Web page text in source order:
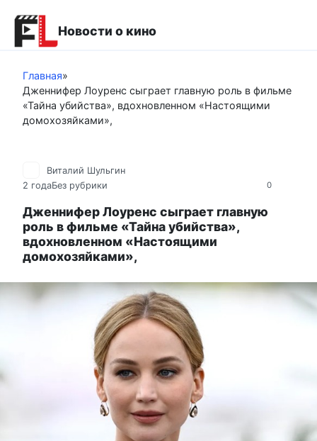
контенту
Новости о кино
Главная»
Дженнифер Лоуренс сыграет главную роль в фильме
«Тайна убийства», вдохновленном «Настоящими
домохозяйками»,
0
Виталий Шульгин
2 годаБез рубрики
Дженнифер Лоуренс сыграет главную
роль в фильме «Тайна убийства»,
вдохновленном «Настоящими
домохозяйками»,